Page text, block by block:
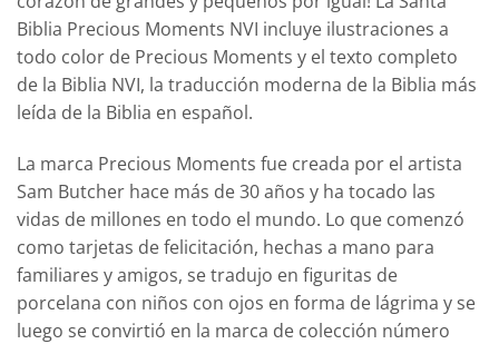
Biblia Precious Moments NVI incluye ilustraciones a
todo color de Precious Moments y el texto completo
de la Biblia NVI, la traducción moderna de la Biblia más
leída de la Biblia en español.
La marca Precious Moments fue creada por el artista
Sam Butcher hace más de 30 años y ha tocado las
vidas de millones en todo el mundo. Lo que comenzó
como tarjetas de felicitación, hechas a mano para
familiares y amigos, se tradujo en figuritas de
porcelana con niños con ojos en forma de lágrima y se
luego se convirtió en la marca de colección número